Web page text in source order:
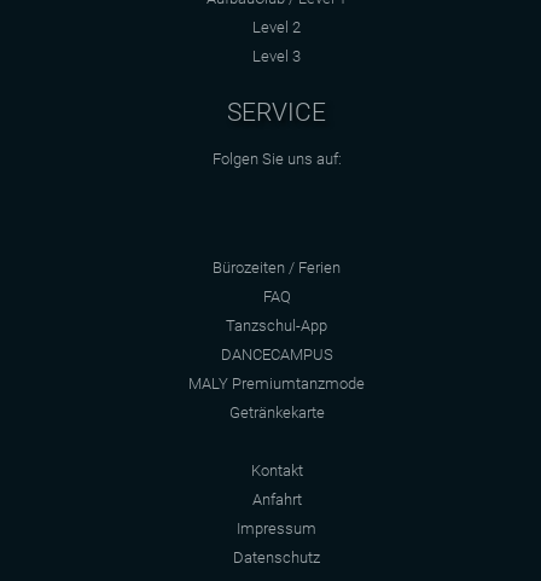
Level 2
Level 3
SERVICE
Folgen Sie uns auf:
Bürozeiten / Ferien
FAQ
Tanzschul-App
DANCECAMPUS
MALY Premiumtanzmode
Getränkekarte
Kontakt
Anfahrt
Impressum
Datenschutz